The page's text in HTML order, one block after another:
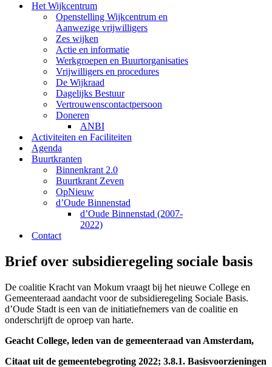
Het Wijkcentrum
Openstelling Wijkcentrum en
Aanwezige vrijwilligers
Zes wijken
Actie en informatie
Werkgroepen en Buurtorganisaties
Vrijwilligers en procedures
De Wijkraad
Dagelijks Bestuur
Vertrouwenscontactpersoon
Doneren
ANBI
Activiteiten en Faciliteiten
Agenda
Buurtkranten
Binnenkrant 2.0
Buurtkrant Zeven
OpNieuw
d’Oude Binnenstad
d’Oude Binnenstad (2007-
2022)
Contact
Brief over subsidieregeling sociale basis
De coalitie Kracht van Mokum vraagt bij het nieuwe College en
Gemeenteraad aandacht voor de subsidieregeling Sociale Basis.
d’Oude Stadt is een van de initiatiefnemers van de coalitie en
onderschrijft de oproep van harte.
Geacht College, leden van de gemeenteraad van Amsterdam,
Citaat uit de gemeentebegroting 2022; 3.8.1. Basisvoorzieningen